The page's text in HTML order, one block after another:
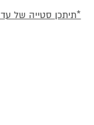
*תיתכן סטייה של עד 3% במידות